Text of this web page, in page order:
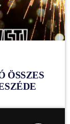
ÖSSZES